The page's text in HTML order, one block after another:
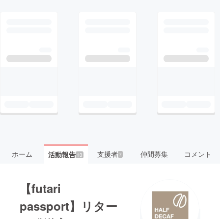
ホーム 活動報告13 支援者7 仲間募集 コメント
【futari
passport】リター